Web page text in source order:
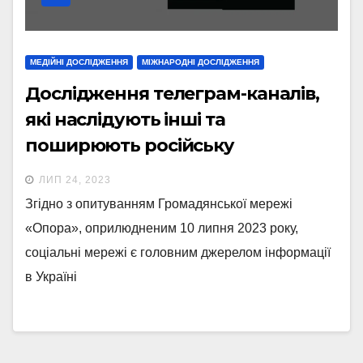
МЕДІЙНІ ДОСЛІДЖЕННЯ МІЖНАРОДНІ ДОСЛІДЖЕННЯ
Дослідження телеграм-каналів,
які наслідують інші та
поширюють російську
пропаганду
ЛИП 24, 2023
Згідно з опитуванням Громадянської мережі
«Опора», оприлюдненим 10 липня 2023 року,
соціальні мережі є головним джерелом інформації
в Україні